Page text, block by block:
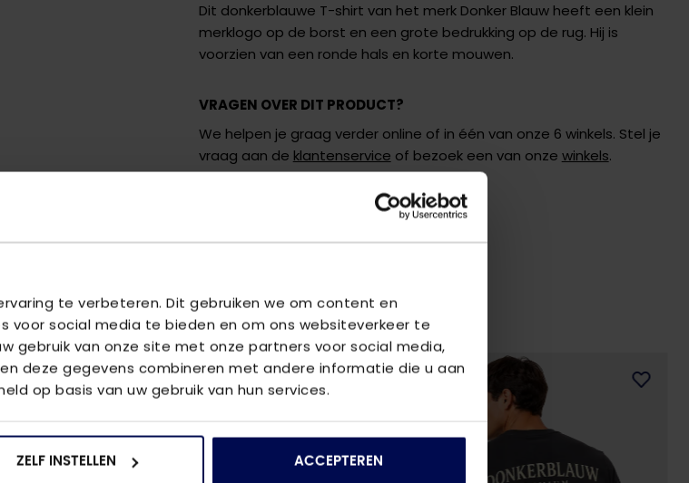
te verbeteren. Dit gebruiken we om content en
voor social media te bieden en om ons websiteverkeer te
gebruik van onze site met onze partners voor social media,
deze gegevens combineren met andere informatie die u aan
op basis van uw gebruik van hun services.
ZELF INSTELLEN ACCEPTEREN
Dit donkerblauwe T-shirt van het merk Donker Blauw heeft een klein
merklogo op de borst en een grote bedrukking op de rug. Hij is
voorzien van een ronde hals en korte mouwen.
VRAGEN OVER DIT PRODUCT?
We helpen je graag verder online of in één van onze 6 winkels. Stel je
vraag aan de klantenservice of bezoek een van onze winkels.